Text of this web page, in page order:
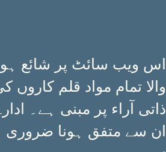
اس ویب سائٹ پر شائع
والا تمام مواد قلم کاروں
ذاتی آراء پر مبنی ہے۔
ان سے متفق ہونا ضروری